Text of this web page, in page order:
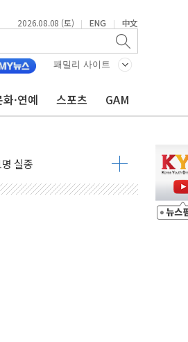
2026.08.08 (토) | ENG | 中文
패밀리 사이트
화·연예 스포츠 GAM
화
강한 비 어어져
티' 22개 과제 손본다
연대로 목소리 내야"
채 발견
신경전 고조
속 국정"
가동
원 구조